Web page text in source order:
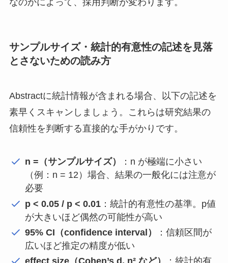
サンプルサイズ・統計的有意性の記述を見落
とさないための読み方
Abstractに統計情報が含まれる場合、以下の記述を
素早くスキャンしましょう。これらは研究結果の
信頼性を判断する直接的な手がかりです。
n =（サンプルサイズ）
：n が極端に小さい
（例：n = 12）場合、結果の一般化には注意が
必要
p < 0.05 / p < 0.01 ：統計的有意性の基準。p値
が大きいほど偶然の可能性が高い
95% CI（confidence interval）
：信頼区間が
広いほど推定の精度が低い